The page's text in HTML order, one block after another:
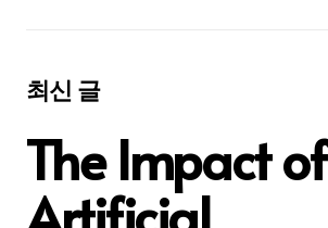
최신 글
The Impact of